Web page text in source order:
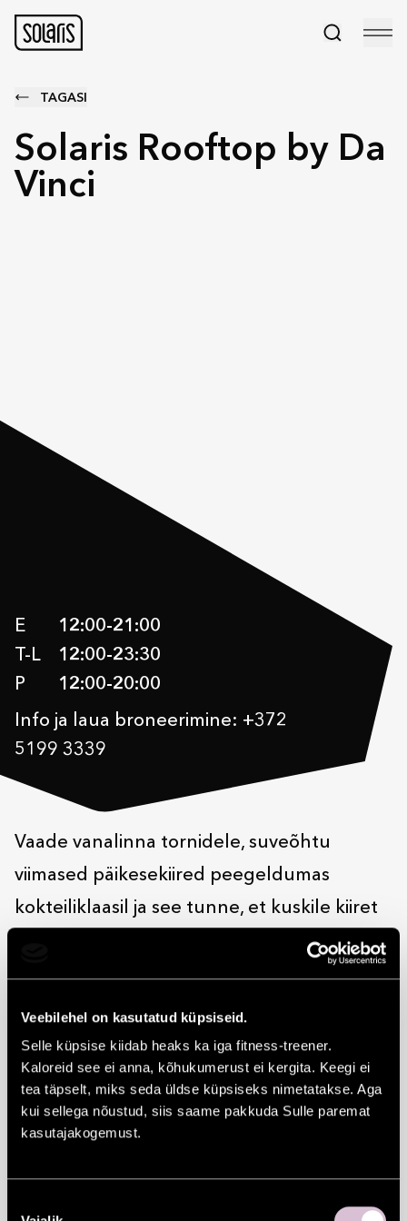
Veebilehel on kasutatud küpsiseid.
Selle küpsise kiidab heaks ka iga fitness-treener.
Kaloreid see ei anna, kõhukumerust ei kergita. Keegi ei
tea täpselt, miks seda üldse küpsiseks nimetatakse. Aga
kui sellega nõustud, siis saame pakkuda Sulle paremat
kasutajakogemust.
TAGASI
Solaris Rooftop by Da
Vinci
E 12:00-21:00
T-L
12:00-23:30
P
12:00-20:00
Info ja laua broneerimine: +372
5199 3339
Vaade vanalinna tornidele, suveõhtu
viimased päikesekiired peegeldumas
kokteiliklaasil ja see tunne, et kuskile kiiret
Sa tuled siia atmosfääri pärast. Lõunamaine
avab. Veidi nagu Itaalia, veidi nagu
Vahemere rannikulinn. Muusika mängib
parajalt vaikselt, inimesed räägivad natuke
pikemalt ja aeg liigub omas tempos.